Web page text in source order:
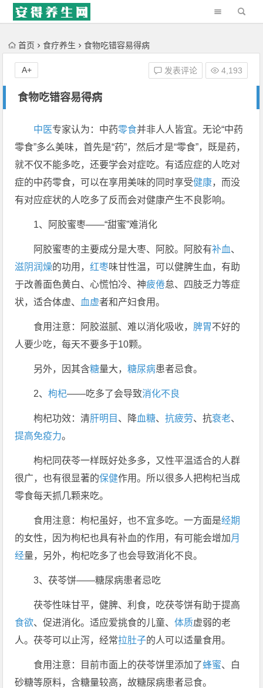
'); })();
首页 食疗养生 食物吃错容易得病
食物吃错容易得病
发表评论 4,193
A+
中医专家认为：中药零食并非人人皆宜。无论“中药
零食”多么美味，首先是“药”，然后才是“零食”，既是药，
就不仅不能多吃，还要学会对症吃。有适应症的人吃对
症的中药零食，可以在享用美味的同时享受健康，而没
有对应症状的人吃多了反而会对健康产生不良影响。
1、阿胶蜜枣——“甜蜜”难消化
阿胶蜜枣的主要成分是大枣、阿胶。阿胶有补血、
滋阴润燥的功用，红枣味甘性温，可以健脾生血，有助
于改善面色黄白、心慌怕冷、神疲倦怠、四肢乏力等症
状，适合体虚、 血虚者和产妇食用。
食用注意：阿胶滋腻、难以消化吸收， 脾胃不好的
人要少吃，每天不要多于10颗。
另外，因其含糖量大，糖尿病患者忌食。
2、枸杞——吃多了会导致消化不良
枸杞功效：清肝明目 、降血糖、抗疲劳、抗衰老、
提高免疫力。
枸杞同茯苓一样既好处多多，又性平温适合的人群
很广，也有很显著的保健作用。所以很多人把枸杞当成
零食每天抓几颗来吃。
食用注意：枸杞虽好，也不宜多吃。一方面是经期
的女性，因为枸杞也具有补血的作用，有可能会增加 月
经量，另外，枸杞吃多了也会导致消化不良。
3、茯苓饼——糖尿病患者忌吃
茯苓性味甘平，健脾、利食，吃茯苓饼有助于提高
食欲、促进消化。适应爱挑食的儿童、体质虚弱的老
人。茯苓可以止泻，经常拉肚子的人可以适量食用。
食用注意：目前市面上的茯苓饼里添加了蜂蜜、白
砂糖等原料，含糖量较高，故糖尿病患者忌食。